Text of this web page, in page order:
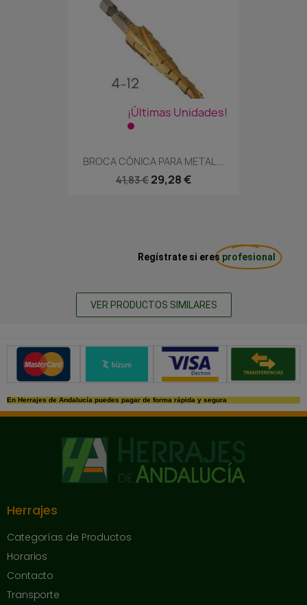
¡Últimas Unidades!
BROCA CÓNICA PARA METAL...
41,83 € 29,28 €
Regístrate si eres profesional
VER PRODUCTOS SIMILARES
Métodos de pago seguros
En Herrajes de Andalucía puedes pagar de forma rápida y segura
Herrajes
Categorías de Productos
Horarios
Contacto
Transporte